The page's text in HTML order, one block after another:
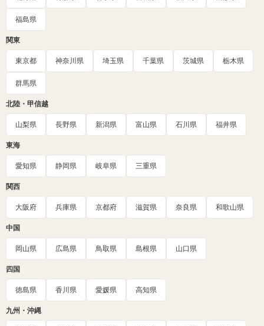
福島県
関東
東京都 神奈川県 埼玉県 千葉県 茨城県 栃木県
群馬県
北陸・甲信越
山梨県 長野県 新潟県 富山県 石川県 福井県
東海
愛知県 静岡県 岐阜県 三重県
関西
大阪府 兵庫県 京都府 滋賀県 奈良県 和歌山県
中国
岡山県 広島県 鳥取県 島根県 山口県
四国
徳島県 香川県 愛媛県 高知県
九州・沖縄